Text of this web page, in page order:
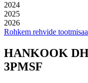
2024
2025
2026
Rohkem rehvide
HANKOOK
3PMSF